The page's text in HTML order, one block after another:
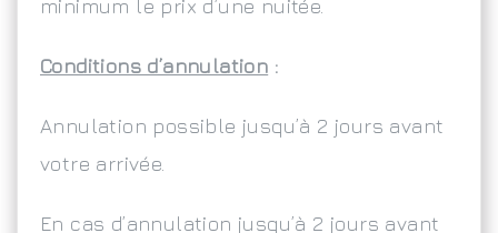
minimum le prix d’une nuitée.
Conditions d’annulation :
Annulation possible jusqu’à 2 jours avant
votre arrivée.
En cas d’annulation jusqu’à 2 jours avant